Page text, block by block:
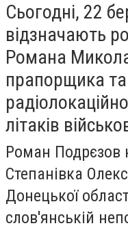
Сьогодні, 22
відзначають
Романа
прапорщика
літаків
Роман Подрєзов
Степанівка
Донецької
слов'янській